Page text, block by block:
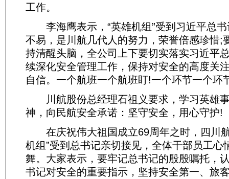
工作。
李海鹰表示，“英雄机组”受到习近平总书
不易，是川航几代人的努力，荣誉倍感珍惜;
持清醒头脑，全公司上下要切实落实习近平
续深化安全管理工作，保持对安全的高度关
自信。一个航班一个航班盯!一个环节一个环
川航股份总经理石祖义要求，学习英雄
神，向民航安全承诺：坚守安全，用心守护!
在庆祝伟大祖国成立69周年之时，四川航
机组”受到总书记亲切接见，全体干部员工心
舞。大家表示，要牢记总书记的殷殷嘱托，
书记对安全的重要指示，坚持安全第一、旅